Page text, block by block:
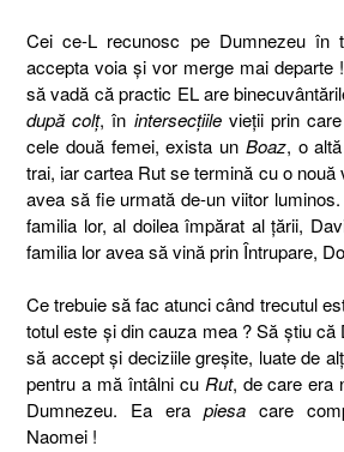
Cei ce-L recunosc pe Dumnezeu în
accepta voia şi vor merge mai departe
să vadă că practic EL are
după colţ, în intersecţiilevieţii prin
cele două femei, exista un Boaz, o
trai, iar cartea Rut se termină cu o nouă
avea să fie urmată de-un viitor
familia lor, al doilea împărat al ţării,
familia lor avea să vină prin Întrupare,
Ce trebuie să fac atunci când trecutul
totul este şi din cauza mea ? Să ştiu că
să accept şi deciziile greşite, luate de
pentru a mă întâlni cu Rut, de care era
Dumnezeu. Ea era piesa care
Naomei !